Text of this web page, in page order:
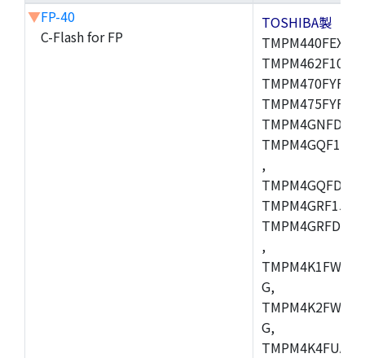
▼FP-40
C-Flash for FP
TOSHIBA製
,
,
G,
G,